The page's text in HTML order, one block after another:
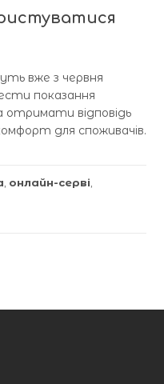
вже з червня
показання
отримати відповідь
для споживачів.
, онлайн-серві,